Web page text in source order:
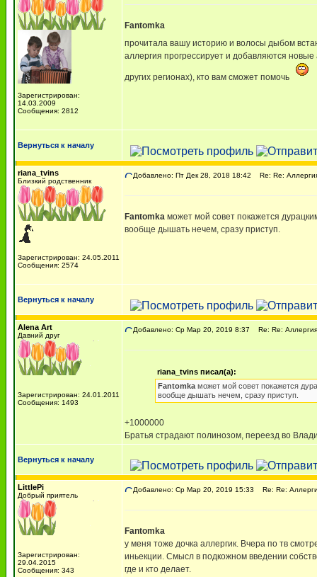
Зарегистрирован:
14.03.2009
Сообщения: 2812
Fantomka
прочитала вашу историю и волосы дыбом
аллергия прогрессирует и добавляются
других регионах), кто вам сможет помочь
Вернуться к началу
riana_tvins
Близкий родственник
Зарегистрирован: 24.05.2011
Сообщения: 2574
Добавлено: Пт Дек 28, 2018 18:42 Re: Re:
Fantomka может мой совет покажется
вообще дышать нечем, сразу приступ.
Вернуться к началу
Alena Art
Давний друг
Зарегистрирован: 24.01.2011
Сообщения: 1493
Добавлено: Ср Мар 20, 2019 8:37 Re: Re:
riana_tvins писал(а):
Fantomkaможет мой совет покажется
вообще дышать нечем, сразу приступ.
+1000000
Братья страдают полинозом, переезд во
Вернуться к началу
LittlePi
Добрый приятель
Зарегистрирован:
29.04.2015
Сообщения: 343
Добавлено: Ср Мар 20, 2019 15:33 Re: Re:
Fantomka
у меня тоже дочка аллергик. Вчера по тв
иньекции. Смысл в подкожном введении
где и кто делает.